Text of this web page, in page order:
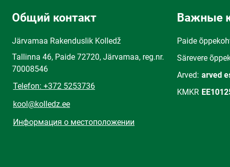
Общий контакт
Järvamaa Rakenduslik Kolledž
Tallinna 46, Paide 72720, Järvamaa, reg.nr.
70008546
Telefon: +372 5253736
kool@kolledz.ee
Информация о местоположении
Важные
Paide
Särevere
Arved: arved
KMKR